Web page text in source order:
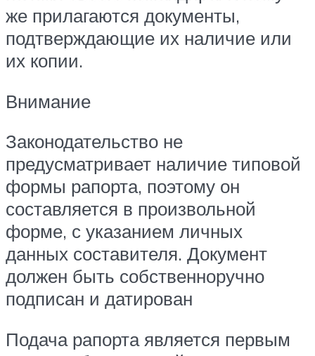
же прилагаются документы,
подтверждающие их наличие или
их копии.
Внимание
Законодательство не
предусматривает наличие типовой
формы рапорта, поэтому он
составляется в произвольной
форме, с указанием личных
данных составителя. Документ
должен быть собственноручно
подписан и датирован
Подача рапорта является первым